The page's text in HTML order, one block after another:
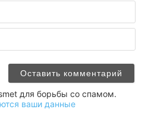
для борьбы со спамом.
ваши данные